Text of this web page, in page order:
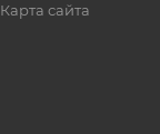
Карта сайта